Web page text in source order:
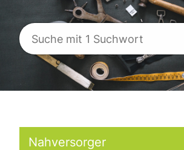
Nahversorger